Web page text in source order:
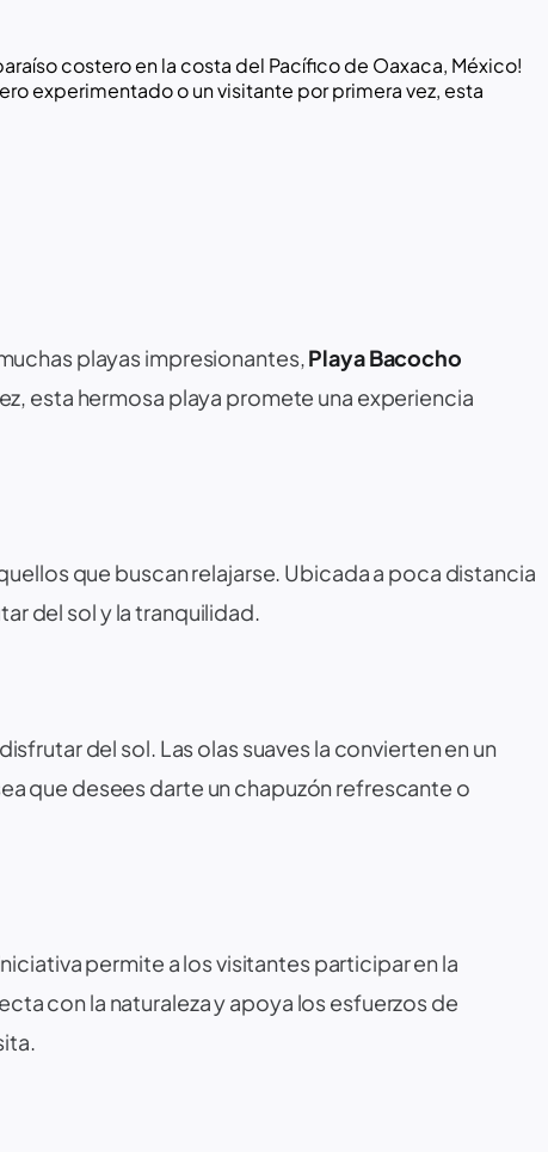
costero en la costa del Pacífico de Oaxaca, México!
experimentado o un visitante por primera vez, esta
playas impresionantes,Playa Bacocho
esta hermosa playa promete una experiencia
que buscan relajarse. Ubicada a poca distancia
del sol y la tranquilidad.
del sol. Las olas suaves la convierten en un
que desees darte un chapuzón refrescante o
permite a los visitantes participar en la
con la naturaleza y apoya los esfuerzos de